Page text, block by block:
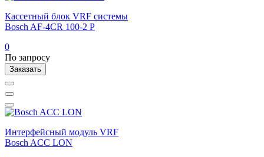
Кассетный блок VRF системы
Bosch AF-4CR 100-2 P
0
По запросу
Заказать
Интерфейсный модуль VRF
Bosch ACC LON